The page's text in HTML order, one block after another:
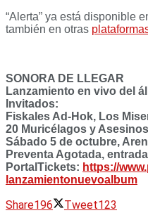
“Alerta” ya está disponible
también en otras
SONORA DE LLEGAR
Lanzamiento en vivo del
Invitados:
Fiskales Ad-Hok, Los
20 Muricélagos y
Sábado 5 de octubre,
Preventa Agotada,
PortalTickets: https://
lanzamientonuevoalbum
Share196 Tweet123